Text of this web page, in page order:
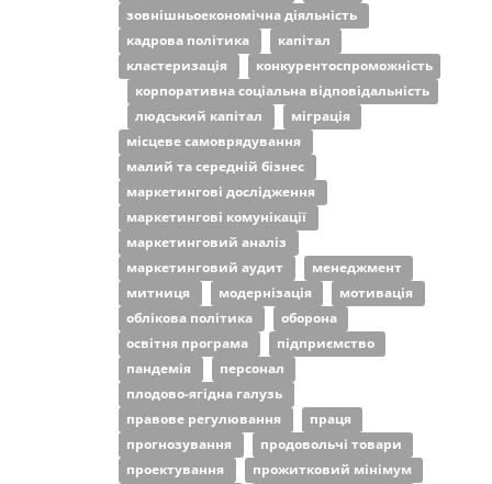
зовнішньоекономічна діяльність
кадрова політика
капітал
кластеризація
конкурентоспроможність
корпоративна соціальна відповідальність
людський капітал
міграція
місцеве самоврядування
малий та середній бізнес
маркетингові дослідження
маркетингові комунікації
маркетинговий аналіз
маркетинговий аудит
менеджмент
митниця
модернізація
мотивація
облікова політика
оборона
освітня програма
підприємство
пандемія
персонал
плодово-ягідна галузь
правове регулювання
праця
прогнозування
продовольчі товари
проектування
прожитковий мінімум